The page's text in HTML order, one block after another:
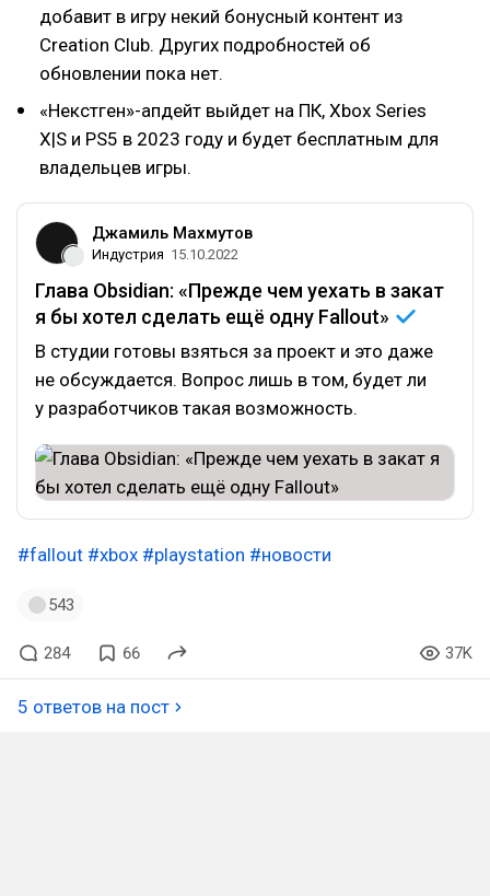
добавит в игру некий бонусный контент из
Creation Club. Других подробностей об
обновлении пока нет.
«Некстген»-апдейт выйдет на ПК, Xbox Series
X|S и PS5 в 2023 году и будет бесплатным для
владельцев игры.
Джамиль Махмутов
Индустрия 15.10.2022
Глава Obsidian: «Прежде чем уехать в закат
я бы хотел сделать ещё одну Fallout»
В студии готовы взяться за проект и это даже
не обсуждается. Вопрос лишь в том, будет ли
у разработчиков такая возможность.
#fallout #xbox #playstation #новости
543
284 66 37K
5 ответов на пост